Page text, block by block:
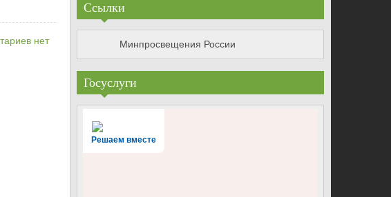
нет
Ссылки
Минпросвещения России
Госуслуги
Решаем вместе